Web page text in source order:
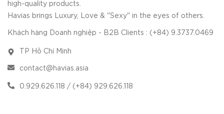
high-quality products.
Havias brings Luxury, Love & "Sexy" in the eyes of others.
Khách hàng Doanh nghiệp - B2B Clients : (+84) 9.3737.0469
TP Hồ Chí Minh
contact@havias.asia
0.929.626.118 / (+84) 929.626.118